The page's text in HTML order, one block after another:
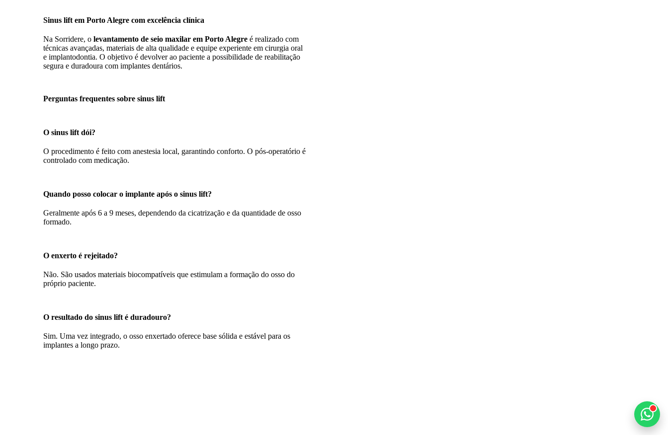
Sinus lift em Porto Alegre com excelência clínica
Na Sorridere, o levantamento de seio maxilar em Porto Alegre é realizado com
técnicas avançadas, materiais de alta qualidade e equipe experiente em cirurgia oral
e implantodontia. O objetivo é devolver ao paciente a possibilidade de reabilitação
segura e duradoura com implantes dentários.
Perguntas frequentes sobre sinus lift
O sinus lift dói?
O procedimento é feito com anestesia local, garantindo conforto. O pós-operatório é
controlado com medicação.
Quando posso colocar o implante após o sinus lift?
Geralmente após 6 a 9 meses, dependendo da cicatrização e da quantidade de osso
formado.
O enxerto é rejeitado?
Não. São usados materiais biocompatíveis que estimulam a formação do osso do
próprio paciente.
O resultado do sinus lift é duradouro?
Sim. Uma vez integrado, o osso enxertado oferece base sólida e estável para os
implantes a longo prazo.